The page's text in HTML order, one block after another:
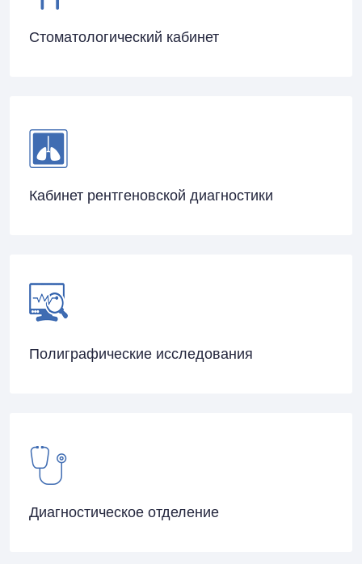
Стоматологический кабинет
Кабинет рентгеновской диагностики
Полиграфические исследования
Диагностическое отделение